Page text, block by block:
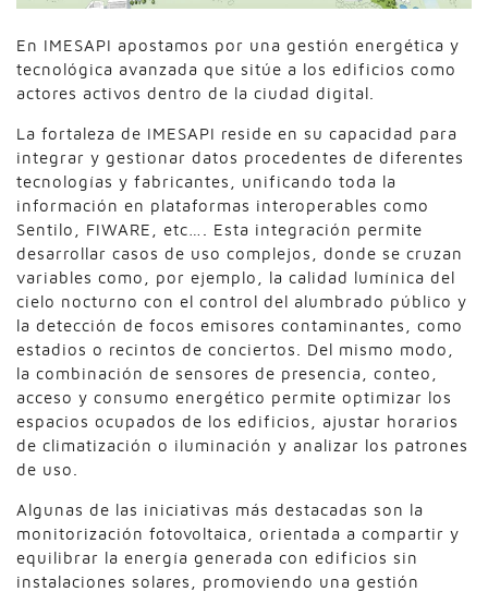
En IMESAPI apostamos por una gestión energética y
tecnológica avanzada que sitúe a los edificios como
actores activos dentro de la ciudad digital.
La fortaleza de IMESAPI reside en su capacidad para
integrar y gestionar datos procedentes de diferentes
tecnologías y fabricantes, unificando toda la
información en plataformas interoperables como
Sentilo, FIWARE, etc…. Esta integración permite
desarrollar casos de uso complejos, donde se cruzan
variables como, por ejemplo, la calidad lumínica del
cielo nocturno con el control del alumbrado público y
la detección de focos emisores contaminantes, como
estadios o recintos de conciertos. Del mismo modo,
la combinación de sensores de presencia, conteo,
acceso y consumo energético permite optimizar los
espacios ocupados de los edificios, ajustar horarios
de climatización o iluminación y analizar los patrones
de uso.
Algunas de las iniciativas más destacadas son la
monitorización fotovoltaica, orientada a compartir y
equilibrar la energía generada con edificios sin
instalaciones solares, promoviendo una gestión